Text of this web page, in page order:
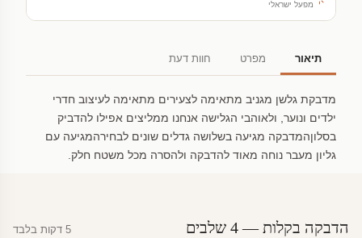
מפעל ישראלי
תיאור מפרט חוות דעת
מדבקת גלשן מגניב מתאימה לצעירים מתאימה לעיצוב חדרי
ילדים ונוער, ולאוהבי הגלישה אנחנו ממליצים אפילו להדביק
בסלוןהמדבקה מגיעה בשלושה גדלים שונים לבחירהמגיעה עם
גליון מעבר נוחה מאוד להדבקה ולהסרה מכל משטח חלק.
הדבקה בקלות — 4 שלבים 5 דקות בלבד